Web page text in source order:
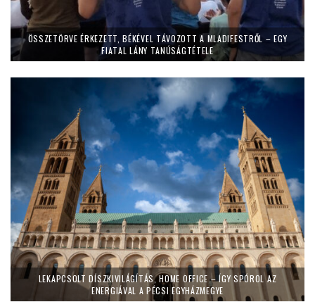
ÖSSZETÖRVE ÉRKEZETT, BÉKÉVEL TÁVOZOTT A MLADIFESTRŐL – EGY
FIATAL LÁNY TANÚSÁGTÉTELE
LEKAPCSOLT DÍSZKIVILÁGÍTÁS, HOME OFFICE – ÍGY SPÓROL AZ
ENERGIÁVAL A PÉCSI EGYHÁZMEGYE